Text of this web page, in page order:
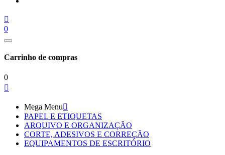

0
Carrinho de compras
0

Mega Menu
PAPEL E ETIQUETAS
ARQUIVO E ORGANIZAÇÃO
CORTE, ADESIVOS E CORREÇÃO
EQUIPAMENTOS DE ESCRITÓRIO